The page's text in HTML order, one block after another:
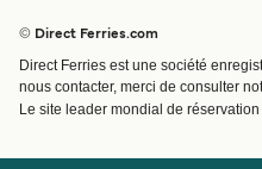
Pays
Traversées et ports
Billet de bateau
© Direct Ferries.com
Direct Ferries est une société
nous contacter, merci de consulter
Le site leader mondial de